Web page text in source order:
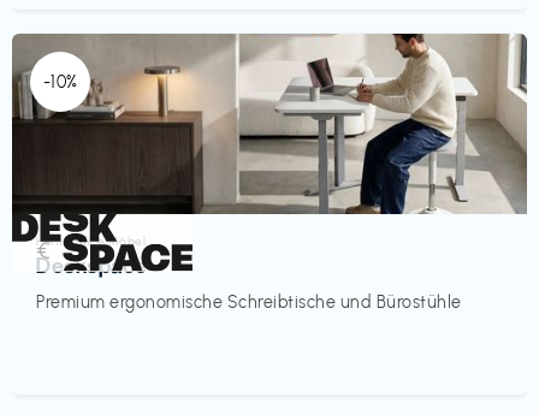
-10%
Homeoffice Möbel
Deskspace
Premium ergonomische Schreibtische und Bürostühle
€‎